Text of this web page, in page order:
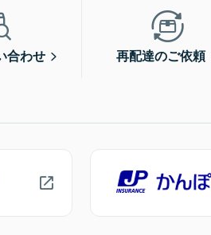
合わせ 再配達のご依頼